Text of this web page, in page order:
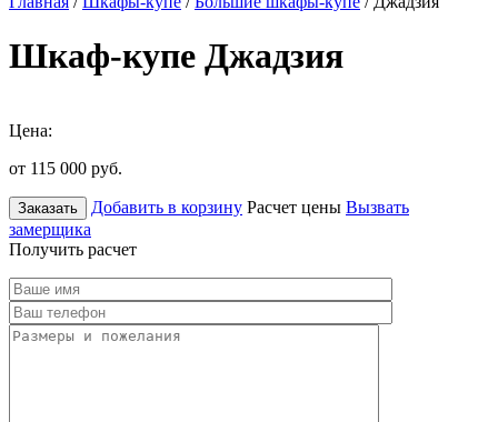
Шкаф-купе Джадзия
Цена:
от 115 000 руб.
Заказать Добавить в корзину Расчет цены Вызвать
замерщика
Получить расчет